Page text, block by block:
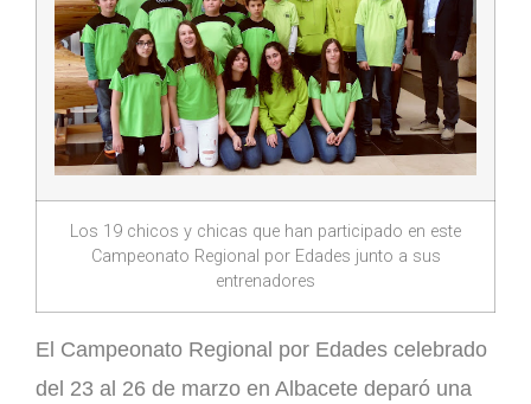
Los 19 chicos y chicas que han participado en este
Campeonato Regional por Edades junto a sus
entrenadores
El Campeonato Regional por Edades celebrado
del 23 al 26 de marzo en Albacete deparó una